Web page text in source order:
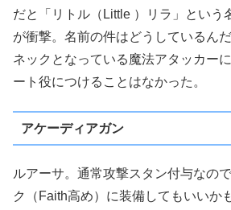
だと「リトル（Little ）リラ」という
が衝撃。名前の件はどうしているん
ネックとなっている魔法アタッカー
ート役につけることはなかった。
アケーディアガン
ルアーサ。通常攻撃スタン付与なの
ク（Faith高め）に装備してもいいか